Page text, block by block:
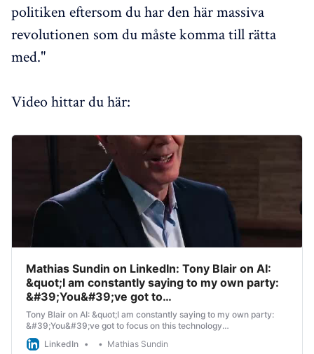
politiken eftersom du har den här massiva
revolutionen som du måste komma till rätta
med."
Video hittar du här:
Mathias Sundin on LinkedIn: Tony Blair on AI:
&quot;I am constantly saying to my own party:
&#39;You&#39;ve got to…
Tony Blair on AI: &quot;I am constantly saying to my own party:
&#39;You&#39;ve got to focus on this technology
revolution.&#39; It&#39;s not an afterthought. It&#39;s the
single…LinkedIn Mathias Sundin